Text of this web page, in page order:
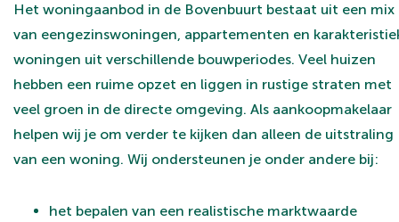
Het woningaanbod in de Bovenbuurt bestaat uit een mix
van eengezinswoningen, appartementen en
woningen uit verschillende bouwperiodes. Veel huizen
hebben een ruime opzet en liggen in rustige straten met
veel groen in de directe omgeving. Als aankoopmakelaar
helpen wij je om verder te kijken dan alleen de uitstraling
van een woning. Wij ondersteunen je onder andere bij:
het bepalen van een realistische marktwaarde